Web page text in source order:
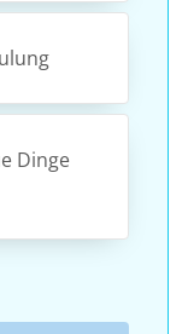
Dinge